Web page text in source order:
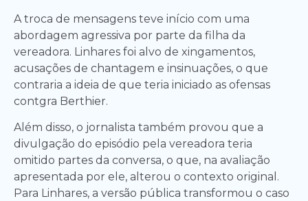
A troca de mensagens teve início com uma
abordagem agressiva por parte da filha da
vereadora. Linhares foi alvo de xingamentos,
acusações de chantagem e insinuações, o que
contraria a ideia de que teria iniciado as ofensas
contgra Berthier.
Além disso, o jornalista também provou que a
divulgação do episódio pela vereadora teria
omitido partes da conversa, o que, na avaliação
apresentada por ele, alterou o contexto original.
Para Linhares, a versão pública transformou o caso